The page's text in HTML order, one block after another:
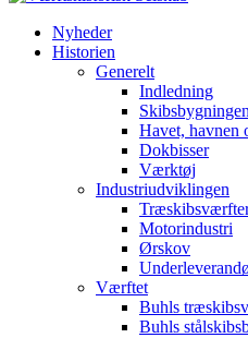
Nyheder
Historien
Generelt
Indledning
Havet, havnen
Dokbisser
Værktøj
Industriudviklingen
Motorindustri
Ørskov
Værftet
Buhls
Buhls